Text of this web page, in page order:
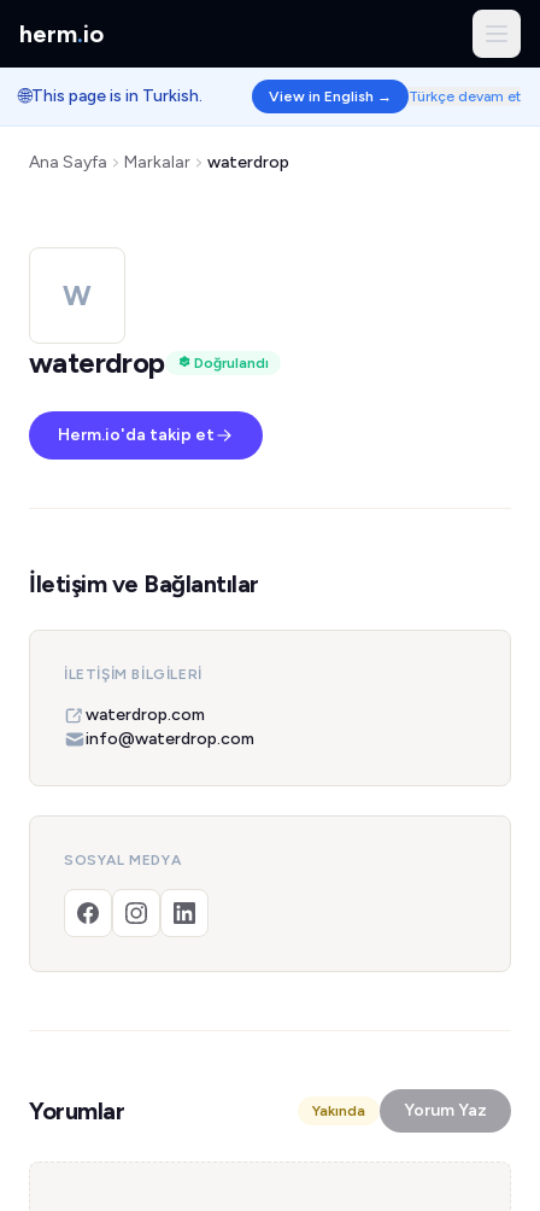
herm.io
🌐This page is in Turkish. View in English → Türkçe devam et
Ana Sayfa Markalar waterdrop
W
waterdrop
Doğrulandı
Herm.io'da takip et
İletişim ve Bağlantılar
İLETIŞIM BILGILERI
waterdrop.com
info@waterdrop.com
SOSYAL MEDYA
Yorumlar Yakında Yorum Yaz